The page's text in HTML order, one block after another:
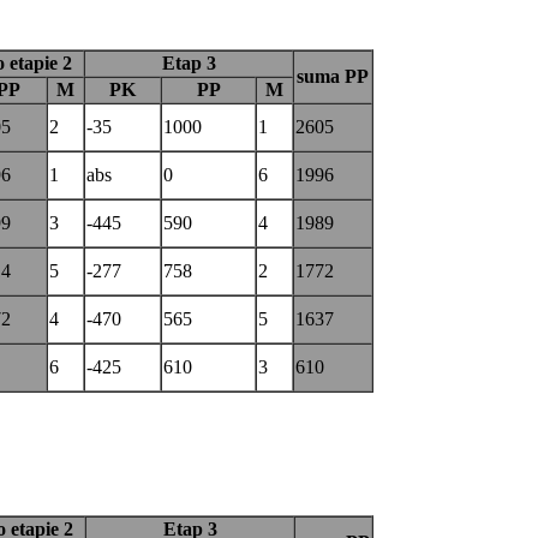
etapie 2 Etap 3
suma PP
M PK PP
M
2 -35 1000 1 2605
1 abs 0 6 1996
3 -445 590 4 1989
5 -277 758 2 1772
4 -470 565 5 1637
6 -425 610 3 610
etapie 2 Etap 3